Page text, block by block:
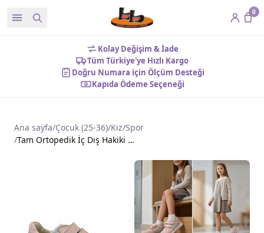
0
Kolay Değişim & İade
Tüm Türkiye'ye Hızlı Kargo
Doğru Numara için Ölçüm Desteği
Kapıda Ödeme Seçeneği
Ana sayfa/Çocuk (25-36)/Kız/Spor
/
Tam Ortopedik İç Dış Hakiki Deri Kız Çocuk Ayakkabı